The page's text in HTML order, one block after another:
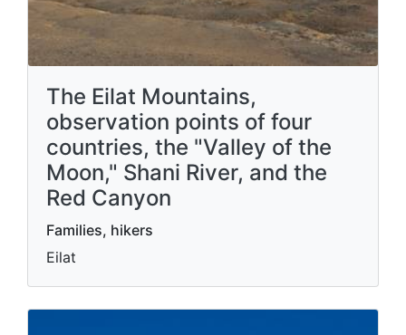
The Eilat Mountains,
observation points of four
countries, the "Valley of the
Moon," Shani River, and the
Red Canyon
Families, hikers
Eilat